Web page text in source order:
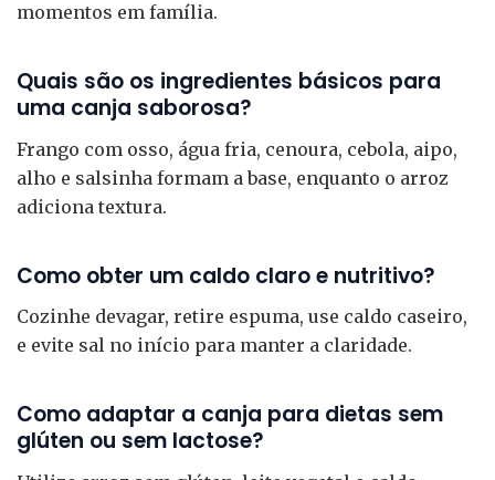
momentos em família.
Quais são os ingredientes básicos para
uma canja saborosa?
Frango com osso, água fria, cenoura, cebola, aipo,
alho e salsinha formam a base, enquanto o arroz
adiciona textura.
Como obter um caldo claro e nutritivo?
Cozinhe devagar, retire espuma, use caldo caseiro,
e evite sal no início para manter a claridade.
Como adaptar a canja para dietas sem
glúten ou sem lactose?